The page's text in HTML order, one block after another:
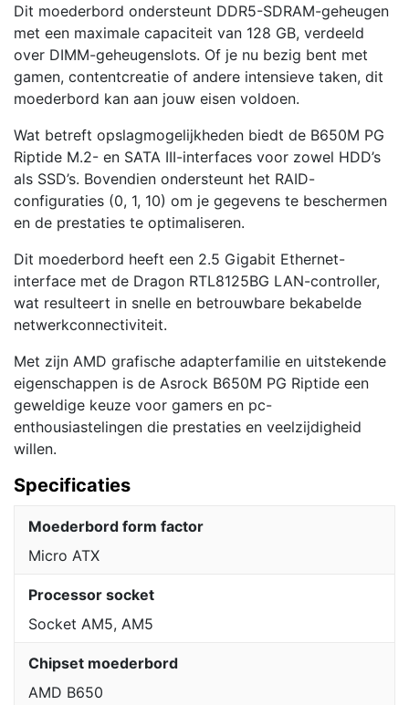
Dit moederbord ondersteunt DDR5-SDRAM-geheugen
met een maximale capaciteit van 128 GB, verdeeld
over DIMM-geheugenslots. Of je nu bezig bent met
gamen, contentcreatie of andere intensieve taken, dit
moederbord kan aan jouw eisen voldoen.
Wat betreft opslagmogelijkheden biedt de B650M PG
Riptide M.2- en SATA III-interfaces voor zowel HDD’s
als SSD’s. Bovendien ondersteunt het RAID-
configuraties (0, 1, 10) om je gegevens te beschermen
en de prestaties te optimaliseren.
Dit moederbord heeft een 2.5 Gigabit Ethernet-
interface met de Dragon RTL8125BG LAN-controller,
wat resulteert in snelle en betrouwbare bekabelde
netwerkconnectiviteit.
Met zijn AMD grafische adapterfamilie en uitstekende
eigenschappen is de Asrock B650M PG Riptide een
geweldige keuze voor gamers en pc-
enthousiastelingen die prestaties en veelzijdigheid
willen.
Specificaties
Moederbord form factor
Micro ATX
Processor socket
Socket AM5, AM5
Chipset moederbord
AMD B650